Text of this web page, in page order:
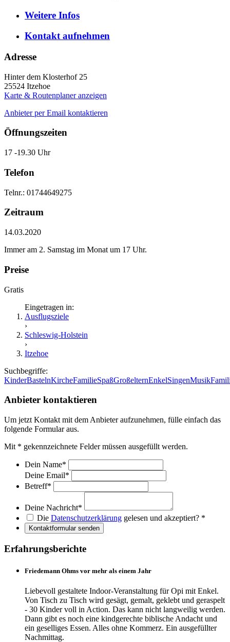
Weitere Infos
Kontaktaufnehmen
Adresse
Hinter dem Klosterhof 25
25524 Itzehoe
Karte & Routenplaner anzeigen
Anbieter per Email kontaktieren
Öffnungszeiten
17 -19.30 Uhr
Telefon
Telnr.: 01744649275
Zeitraum
14.03.2020
Immer am 2. Samstag im Monat um 17 Uhr.
Preise
Gratis
Eingetragen in:
Ausflugsziele
›
Schleswig-Holstein
›
Itzehoe
Suchbegriffe:
KinderBastelnKircheFamilieSpaßGroßelternEnkelSingenMusik
Anbieter kontaktieren
Um jetzt Kontakt mit dem Anbieter aufzunehmen, fülle einfach das
folgende Formular aus.
Mit * gekennzeichnete Felder müssen ausgefüllt werden.
Dein Name*
Deine Email*
Betreff*
Deine Nachricht*
Die Datenschutzerklärung gelesen und akzeptiert? *
Kontaktformular senden
Erfahrungsberichte
Friedemann Ohms vor mehr als einem Jahr
Liebevoll gestaltete Indoor-Veranstaltung für Opi mit Enkel.
Von Tisch zu Tisch wird gesägt, gemalt, geklebt und geraspelt
- 30 Kinder voll in Action. Das kann nicht langweilig werden.
Dann gibt es noch eine kindgerechte biblische Andacht und
ein geselliges Essen. Alles ohne Kommerz. Ein ausgefüllter
Nachmittag.